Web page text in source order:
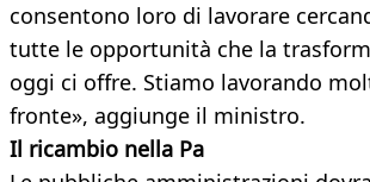
consentono loro di lavorare
tutte le opportunità che la
oggi ci offre. Stiamo lavorando
fronte», aggiunge il ministro.
Il ricambio nella Pa